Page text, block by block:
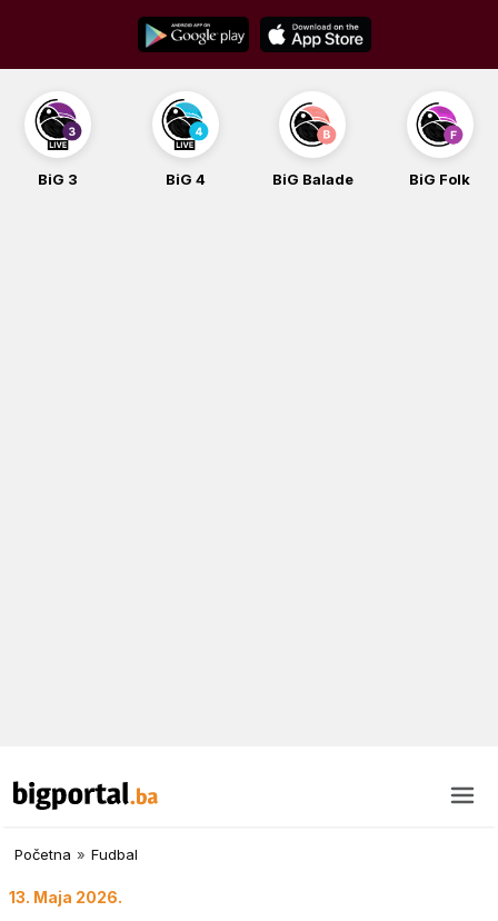
content
BiG 3 BiG 4 BiG Balade BiG Folk
Početna » Fudbal
13. Maja 2026.